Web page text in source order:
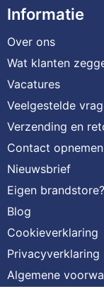
Informatie
Over ons
Wat klanten
Vacatures
Veelgestelde
Verzending en
Contact opnemen
Nieuwsbrief
Eigen brandstore?
Blog
Cookieverklaring
Privacyverklaring
Algemene